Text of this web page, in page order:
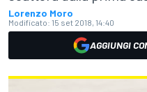
Lorenzo Moro
Modificato: 15 set 2018, 14:40
AGGIUNGI